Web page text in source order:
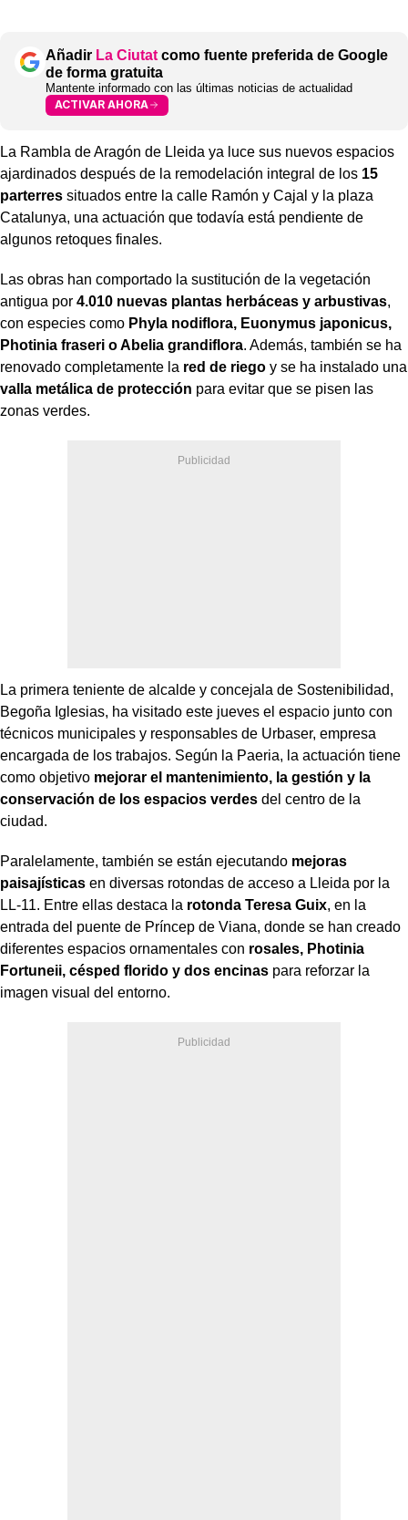
Añadir La Ciutat como fuente preferida de Google
de forma gratuita
Mantente informado con las últimas noticias de actualidad
ACTIVAR AHORA
La Rambla de Aragón de Lleida ya luce sus nuevos espacios
ajardinados después de la remodelación integral de los 15
parterres situados entre la calle Ramón y Cajal y la plaza
Catalunya, una actuación que todavía está pendiente de
algunos retoques finales.
Las obras han comportado la sustitución de la vegetación
antigua por 4.010 nuevas plantas herbáceas y arbustivas,
con especies como Phyla nodiflora, Euonymus japonicus,
Photinia fraseri o Abelia grandiflora. Además, también se ha
renovado completamente la red de riego y se ha instalado una
valla metálica de protección para evitar que se pisen las
zonas verdes.
La primera teniente de alcalde y concejala de Sostenibilidad,
Begoña Iglesias, ha visitado este jueves el espacio junto con
técnicos municipales y responsables de Urbaser, empresa
encargada de los trabajos. Según la Paeria, la actuación tiene
como objetivo mejorar el mantenimiento, la gestión y la
conservación de los espacios verdes del centro de la
ciudad.
Paralelamente, también se están ejecutando mejoras
paisajísticas en diversas rotondas de acceso a Lleida por la
LL-11. Entre ellas destaca la rotonda Teresa Guix, en la
entrada del puente de Príncep de Viana, donde se han creado
diferentes espacios ornamentales con rosales, Photinia
Fortuneii, césped florido y dos encinas para reforzar la
imagen visual del entorno.